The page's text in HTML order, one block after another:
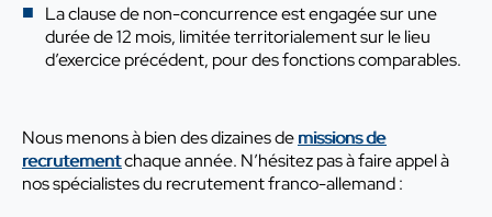
La clause de non-concurrence est engagée sur une
durée de 12 mois, limitée territorialement sur le lieu
d’exercice précédent, pour des fonctions comparables.
Nous menons à bien des dizaines demissions de
recrutementchaque année. N’hésitez pas à faire appel à
nos spécialistes du recrutement franco-allemand :